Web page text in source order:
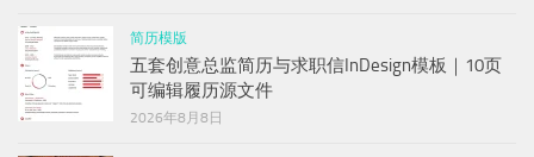
简历模版
五套创意总监简历与求职信InDesign模板｜10页
可编辑履历源文件
2026年8月8日